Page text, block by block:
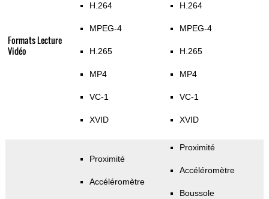
Formats Lecture
Vidéo
H.264
MPEG-4
H.265
MP4
VC-1
XVID
H.264
MPEG-4
H.265
MP4
VC-1
XVID
Proximité
Accéléromètre
Proximité
Accéléromètre
Boussole